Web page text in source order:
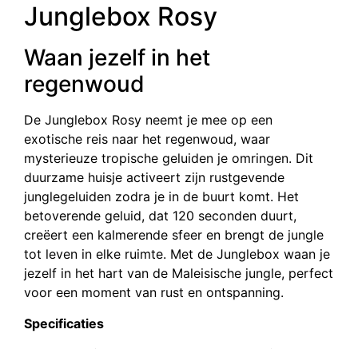
Junglebox Rosy
Waan jezelf in het
regenwoud
De Junglebox Rosy neemt je mee op een
exotische reis naar het regenwoud, waar
mysterieuze tropische geluiden je omringen. Dit
duurzame huisje activeert zijn rustgevende
junglegeluiden zodra je in de buurt komt. Het
betoverende geluid, dat 120 seconden duurt,
creëert een kalmerende sfeer en brengt de jungle
tot leven in elke ruimte. Met de Junglebox waan je
jezelf in het hart van de Maleisische jungle, perfect
voor een moment van rust en ontspanning.
Specificaties